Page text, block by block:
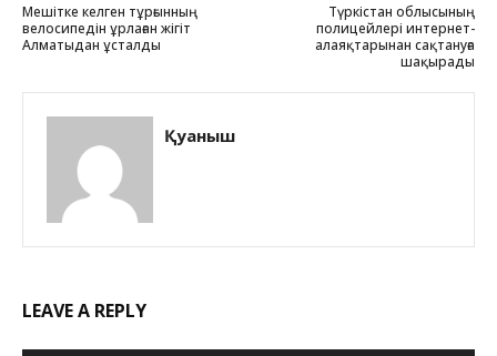
Мешітке келген тұрғынның
велосипедін ұрлаған жігіт
Алматыдан ұсталды
Түркістан облысының
полицейлері интернет-
алаяқтарынан сақтануға
шақырады
Қуаныш
LEAVE A REPLY